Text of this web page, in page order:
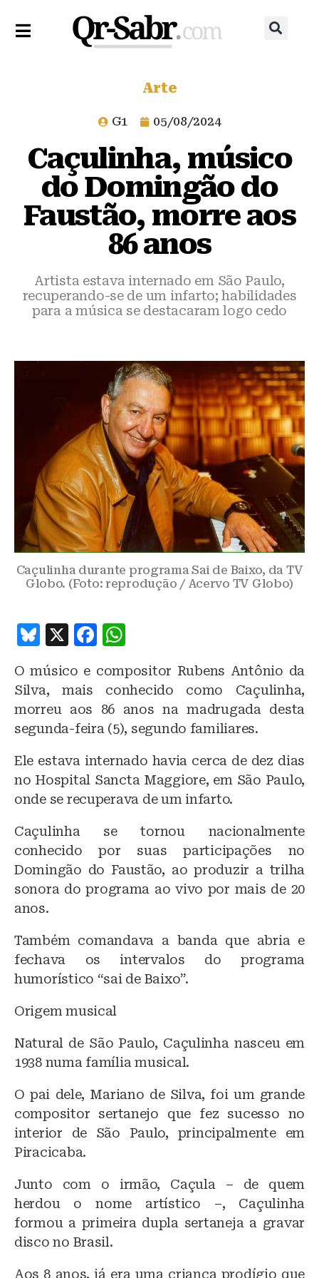
Arte
G1 05/08/2024
Caçulinha, músico
do Domingão do
Faustão, morre aos
86 anos
Artista estava internado em São Paulo,
recuperando-se de um infarto; habilidades
para a música se destacaram logo cedo
Caçulinha durante programa Sai de Baixo, da TV
Globo. (Foto: reprodução / Acervo TV Globo)
B
lu
e
s
k
y
X
F
c
e
b
o
o
k
at
s
A
p
p
O músico e compositor Rubens Antônio da
Silva, mais conhecido como Caçulinha,
morreu aos 86 anos na madrugada desta
segunda-feira (5), segundo familiares.
Ele estava internado havia cerca de dez dias
no Hospital Sancta Maggiore, em São Paulo,
onde se recuperava de um infarto.
Caçulinha se tornou nacionalmente
conhecido por suas participações no
Domingão do Faustão, ao produzir a trilha
sonora do programa ao vivo por mais de 20
anos.
Também comandava a banda que abria e
fechava os intervalos do programa
humorístico “sai de Baixo”.
Origem musical
Natural de São Paulo, Caçulinha nasceu em
1938 numa família musical.
O pai dele, Mariano de Silva, foi um grande
compositor sertanejo que fez sucesso no
interior de São Paulo, principalmente em
Piracicaba.
Junto com o irmão, Caçula – de quem
herdou o nome artístico –, Caçulinha
formou a primeira dupla sertaneja a gravar
disco no Brasil.
Aos 8 anos, já era uma criança prodígio que